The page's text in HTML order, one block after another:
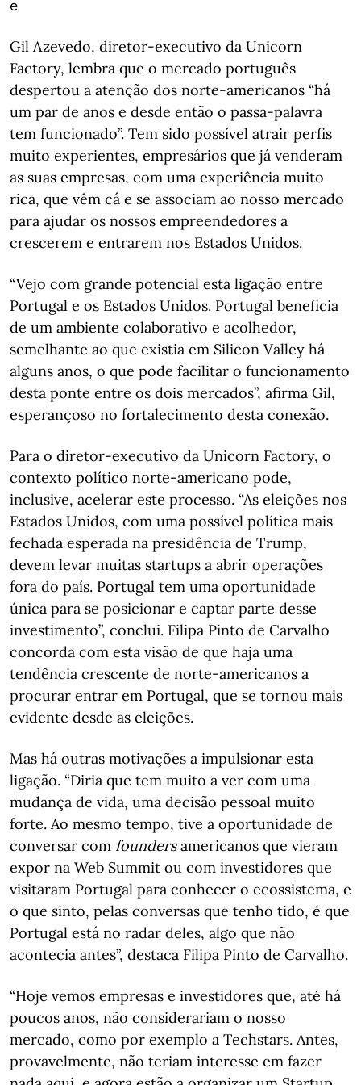
e
Gil Azevedo, diretor-executivo da Unicorn
Factory, lembra que o mercado português
despertou a atenção dos norte-americanos “há
um par de anos e desde então o passa-palavra
tem funcionado”. Tem sido possível atrair perfis
muito experientes, empresários que já venderam
as suas empresas, com uma experiência muito
rica, que vêm cá e se associam ao nosso mercado
para ajudar os nossos empreendedores a
crescerem e entrarem nos Estados Unidos.
“Vejo com grande potencial esta ligação entre
Portugal e os Estados Unidos. Portugal beneficia
de um ambiente colaborativo e acolhedor,
semelhante ao que existia em Silicon Valley há
alguns anos, o que pode facilitar o funcionamento
desta ponte entre os dois mercados”, afirma Gil,
esperançoso no fortalecimento desta conexão.
Para o diretor-executivo da Unicorn Factory, o
contexto político norte-americano pode,
inclusive, acelerar este processo. “As eleições nos
Estados Unidos, com uma possível política mais
fechada esperada na presidência de Trump,
devem levar muitas startups a abrir operações
fora do país. Portugal tem uma oportunidade
única para se posicionar e captar parte desse
investimento”, conclui. Filipa Pinto de Carvalho
concorda com esta visão de que haja uma
tendência crescente de norte-americanos a
procurar entrar em Portugal, que se tornou mais
evidente desde as eleições.
Mas há outras motivações a impulsionar esta
ligação. “Diria que tem muito a ver com uma
mudança de vida, uma decisão pessoal muito
forte. Ao mesmo tempo, tive a oportunidade de
conversar com foundersamericanos que vieram
expor na Web Summit ou com investidores que
visitaram Portugal para conhecer o ecossistema, e
o que sinto, pelas conversas que tenho tido, é que
Portugal está no radar deles, algo que não
acontecia antes”, destaca Filipa Pinto de Carvalho.
“Hoje vemos empresas e investidores que, até há
poucos anos, não considerariam o nosso
mercado, como por exemplo a Techstars. Antes,
provavelmente, não teriam interesse em fazer